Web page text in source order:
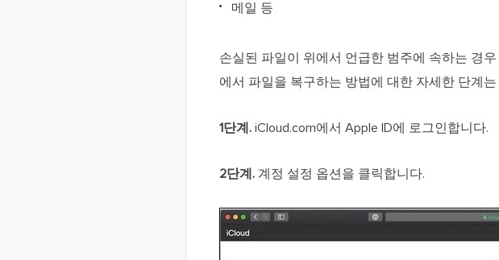
메일 등
손실된 파일이 위에서 언급한 범주에 속하는 경
에서 파일을 복구하는 방법에 대한 자세한 단계
1단계. iCloud.com에서 Apple ID에 로그인합니다.
2단계. 계정 설정 옵션을 클릭합니다.